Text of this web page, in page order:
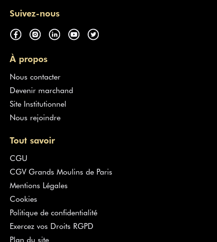
Suivez-nous
À propos
Nous contacter
Devenir marchand
Site Institutionnel
Nous rejoindre
Tout savoir
CGU
CGV Grands Moulins de Paris
Mentions Légales
Cookies
Politique de confidentialité
Exercez vos Droits RGPD
Plan du site